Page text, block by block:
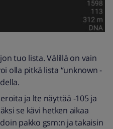
tuo lista. Välillä on vain
olla pitkä lista “unknown -
ja lte näyttää -105 ja
se kävi hetken aikaa
pakko gsm:n ja takaisin